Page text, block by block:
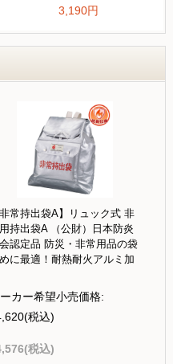
非常持出袋A】リュック式 非
持出袋A （公財）日本防炎
認定品 防災・非常用品の袋
に最適！耐熱耐火アルミ加
カー希望小売価格:
(税込)
(税込)